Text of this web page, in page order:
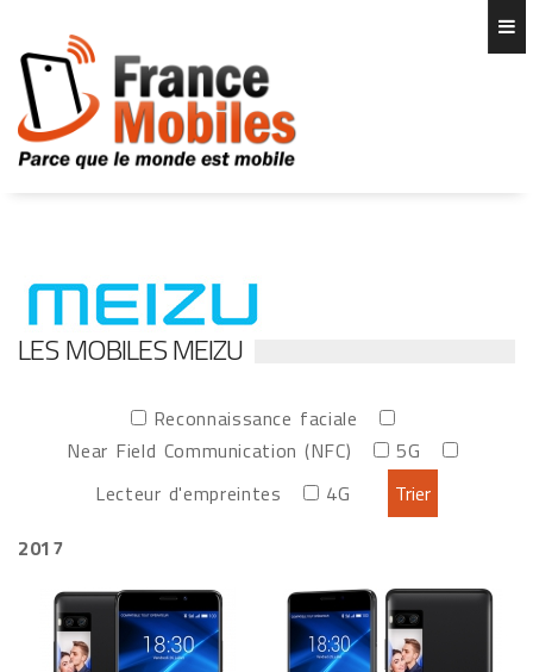
LES MOBILES MEIZU
Reconnaissance faciale
Near Field Communication (NFC)
5G
Lecteur d'empreintes
4G
2017